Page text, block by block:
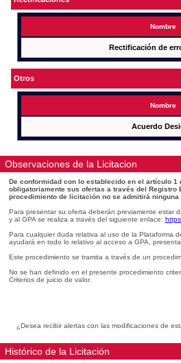
Nombre
Rectificación de
Otros
Nombre
Acuerdo
Observaciones de la Licitacion
De conformidad con lo establecido en el artículo
obligatoriamente sus ofertas a través del Registro
procedimiento de licitación no se admitirá
Para presentar su oferta deberán previamente estar
y al GPA se realiza a través del siguiente enlace:
Para cualquier duda relativa al uso de la Plataforma
ayudará en todo lo relativo al acceso a GPA,
Este procedimiento se tramita a través de un
No se han definido en el presente procedimiento
Criterios de juicio de valor.
¿Desea recibir alertas con las modificaciones de
Histórico de la Licitación